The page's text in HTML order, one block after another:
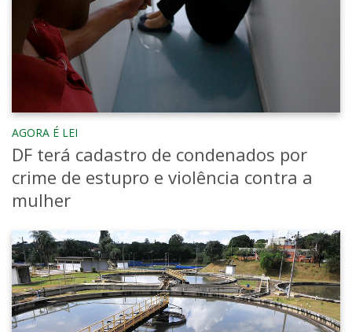
AGORA É LEI
DF terá cadastro de condenados por
crime de estupro e violência contra a
mulher